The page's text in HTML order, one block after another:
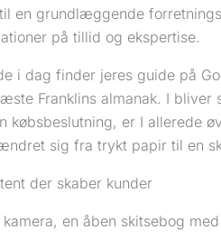
en grundlæggende
på tillid og ekspertise.
i dag finder jeres guide på
Franklins almanak. I
købsbeslutning, er I allerede
sig fra trykt papir til en
der skaber kunder